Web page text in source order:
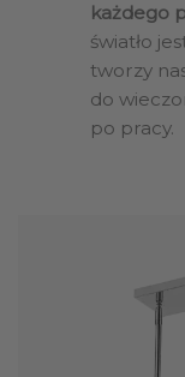
każdego
światło
tworzy
do
po pracy.